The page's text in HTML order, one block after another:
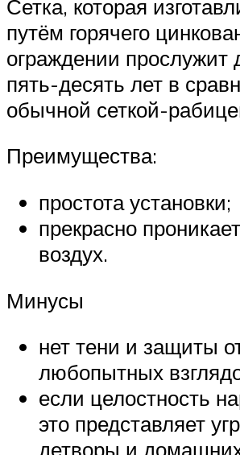
Сетка, которая
путём горячего
ограждении прослужит
пять-десять лет в
обычной сеткой-
Преимущества:
простота установки;
прекрасно
воздух.
Минусы
нет тени и защиты
любопытных
если целостность
это представляет
детворы и